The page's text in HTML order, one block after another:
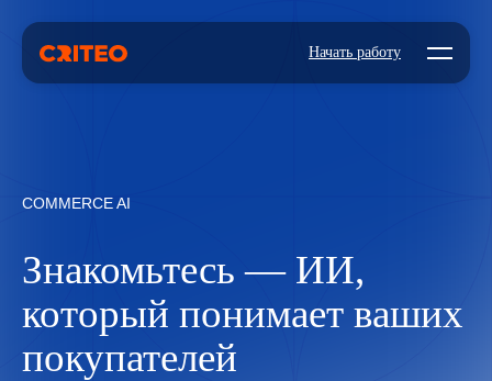
Начать работу Open
COMMERCE AI
Знакомьтесь — ИИ,
который понимает ваших
покупателей